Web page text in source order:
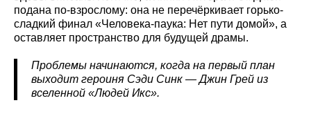
подана по-взрослому: она не перечёркивает горько-
сладкий финал «Человека-паука: Нет пути домой», а
оставляет пространство для будущей драмы.
Проблемы начинаются, когда на первый план
выходит героиня Сэди Синк — Джин Грей из
вселенной «Людей Икс».